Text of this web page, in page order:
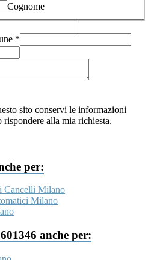
Cognome
*
sito conservi le informazioni
rispondere alla mia richiesta.
per:
Cancelli Milano
Milano
anche per: